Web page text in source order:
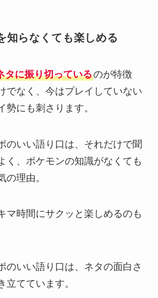
知らなくても楽しめる
タに振り切っているのが特徴
でなく、今はプレイしていない
勢にも刺さります。
のいい語り口は、それだけで聞
く、ポケモンの知識がなくても
の理由。
マ時間にサクッと楽しめるのも
のいい語り口は、ネタの面白さ
立てています。